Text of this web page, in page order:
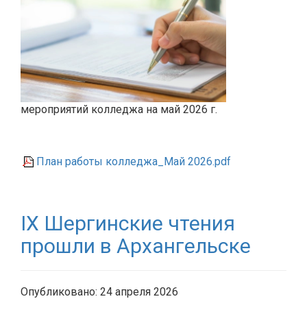
мероприятий колледжа на май 2026 г.
План работы колледжа_Май 2026.pdf
IX Шергинские чтения
прошли в Архангельске
Опубликовано: 24 апреля 2026